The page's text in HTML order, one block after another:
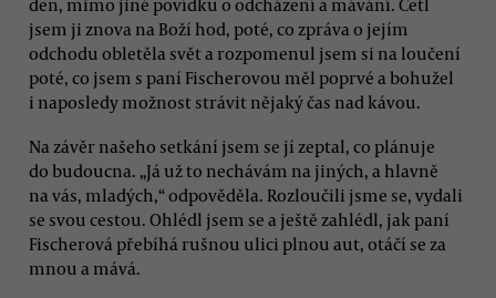
den, mimo jiné povídku o odcházení a mávání. Četl
jsem ji znova na Boží hod, poté, co zpráva o jejím
odchodu obletěla svět a rozpomenul jsem si na loučení
poté, co jsem s paní Fischerovou měl poprvé a bohužel
i naposledy možnost strávit nějaký čas nad kávou.
Na závěr našeho setkání jsem se jí zeptal, co plánuje
do budoucna. „Já už to nechávám na jiných, a hlavně
na vás, mladých,“ odpověděla. Rozloučili jsme se, vydali
se svou cestou. Ohlédl jsem se a ještě zahlédl, jak paní
Fischerová přebíhá rušnou ulici plnou aut, otáčí se za
mnou a mává.